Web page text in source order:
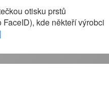
otisku prstů
kde někteří výrobci